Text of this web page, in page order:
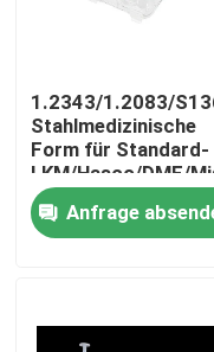
Zu Hause
1.2343/1.2083/
Stahlmedizinische
Form für Standard-
LKM/Hasco/DME/
BMC-Ventilator-
Komponente
Anfrage